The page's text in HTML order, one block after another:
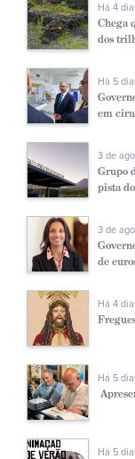
Há 4
Chega
dos
Há 5
em
3 de
Grupo
pista
3 de
de
Há 4
Há 5
Há 5